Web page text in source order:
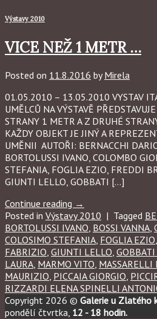
Výstavy 2010
VICE NEŽ 1 METR …
Posted on 11.8.2016 byMirela
01.05.2010 – 13.05.2010 VYSTAV
UMĚLCŮ NA VÝSTAVĚ
STRANY 1 METR A Z DRUHÉ
KAŽDY OBJEKT JE JINÝ A
UMĚNII AUTOŘI: BERNACCHI
BORTOLUSSI IVANO, COLOMBO
STEFANIA, FOGLIA EZIO, FREDDI
GIUNTI LELLO, GOBBATI […]
Continue reading →
Posted in Výstavy 2010 | Tagged
BORTOLUSSI IVANO BOSSI VANNA
COLOSIMO STEFANIA FOGLIA EZIO
FABRIZIO GIUNTI LELLO
LAURA MARMO VITO MASSARELLI
MAURIZIO PICCAIA GIORGIO
RIZZARDI ELENA SPINELLI
Copyright 2026 © Galerie u Zlatého
pondělí čtvrtka, 12 - 18 hodin.